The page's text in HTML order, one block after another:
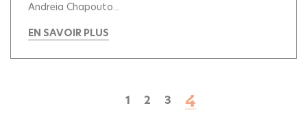
Andreia Chapouto...
EN SAVOIR PLUS
Première
Page
Page
1 Page
2 Page
3
Page
4